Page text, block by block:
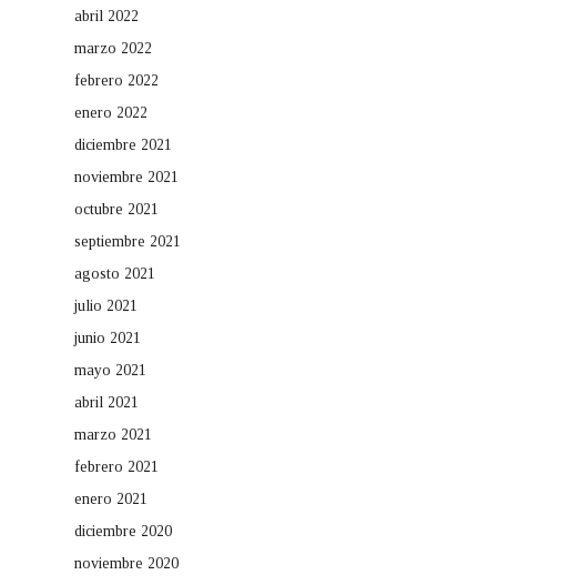
abril 2022
marzo 2022
febrero 2022
enero 2022
diciembre 2021
noviembre 2021
octubre 2021
septiembre 2021
agosto 2021
julio 2021
junio 2021
mayo 2021
abril 2021
marzo 2021
febrero 2021
enero 2021
diciembre 2020
noviembre 2020